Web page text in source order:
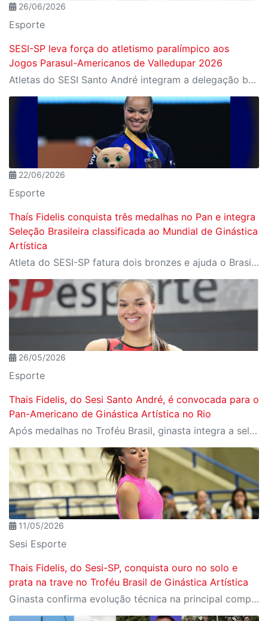
26/06/2026
Esporte
SESI-SP leva força do atletismo paralímpico aos
Jogos Parasul-Americanos de Valledupar 2026
Atletas do SESI Santo André integram a delegação brasileira na Colômbia; instituição terá a maior participação entre os representantes do país
22/06/2026
Esporte
Thaís Fidelis conquista três medalhas no Pan e integra
Seleção Brasileira classificada ao Mundial de Ginástica
Artística
Atleta do SESI-SP fatura dois bronzes e ajuda o Brasil a garantir prata por equipes no Rio de Janeiro; desempenho assegura vaga da Seleção no Campeonato Mundial
26/05/2026
Esporte
Thais Fidelis, do Sesi Santo André, é convocada para o
Pan-Americano de Ginástica Artística no Rio
Após medalhas no Troféu Brasil, ginasta integra a seleção brasileira adulta em competição que reúne as principais potências do continente
11/05/2026
Sesi Esporte
Thais Fidelis, do Sesi-SP, conquista ouro no solo e
prata na trave no Troféu Brasil de Ginástica Artística
Ginasta confirma evolução técnica na principal competição nacional da modalidade e segue preparação para os próximos desafios da temporada